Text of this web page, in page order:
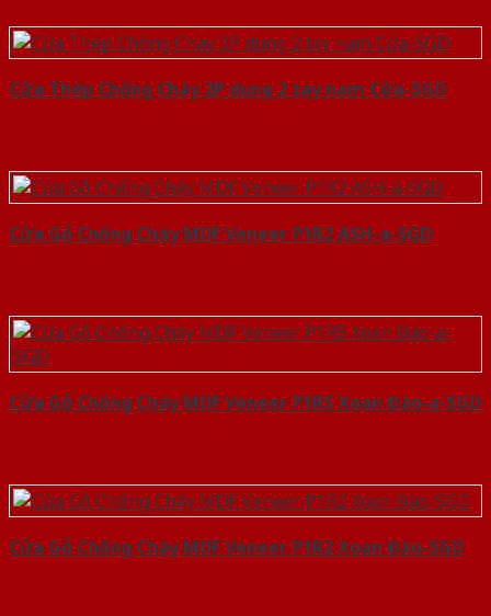
Cửa Thép Chống Cháy 2P dung 2 tay nam Cửa-SGD
Cửa Gỗ Chống Cháy MDF Veneer P1R2 ASH-a-SGD
Cửa Gỗ Chống Cháy MDF Veneer P1R5 Xoan Đào-a-SGD
Cửa Gỗ Chống Cháy MDF Veneer P1R2 Xoan Đào-SGD